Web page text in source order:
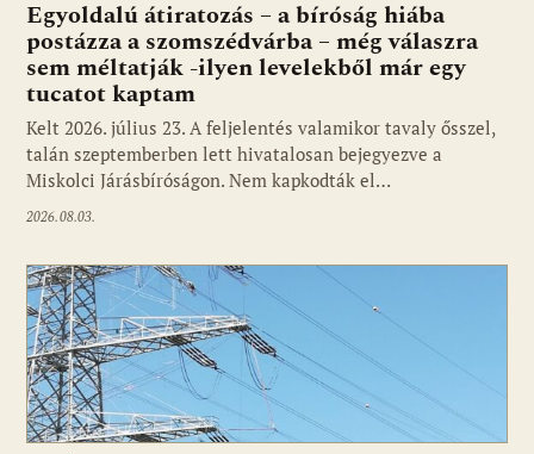
Egyoldalú átiratozás – a bíróság hiába
postázza a szomszédvárba – még válaszra
sem méltatják -ilyen levelekből már egy
tucatot kaptam
Kelt 2026. július 23. A feljelentés valamikor tavaly ősszel,
talán szeptemberben lett hivatalosan bejegyezve a
Miskolci Járásbíróságon. Nem kapkodták el…
2026.08.03.